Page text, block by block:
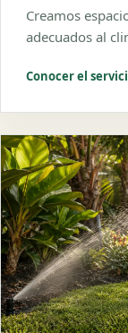
Creamos
adecuados al
Conocer el